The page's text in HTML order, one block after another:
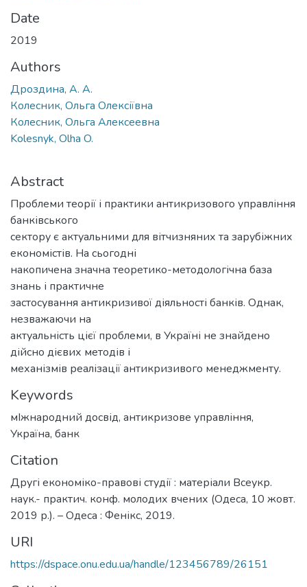
Date
2019
Authors
Дроздина, А. А.
Колесник, Ольга Олексіївна
Колесник, Ольга Алексеевна
Kolesnyk, Olha O.
Abstract
Проблеми теорії і практики антикризового управління
банківського
сектору є актуальними для вітчизняних та зарубіжних
економістів. На сьогодні
накопичена значна теоретико-методологічна база
знань і практичне
застосування антикризивої діяльності банків. Однак,
незважаючи на
актуальність цієї проблеми, в Україні не знайдено
дійсно дієвих методів і
механізмів реалізації антикризивого менеджменту.
Keywords
мІжнародний досвід, антикризове управління,
Україна, банк
Citation
Другі економіко-правові студії : матеріали Всеукр.
наук.- практич. конф. молодих вчених (Одеса, 10 жовт.
2019 р.). – Одеса : Фенікс, 2019.
URI
https://dspace.onu.edu.ua/handle/123456789/26151